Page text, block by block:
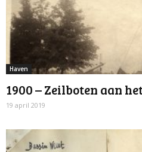
Haven
1900 – Zeilboten aan
19 april 2019